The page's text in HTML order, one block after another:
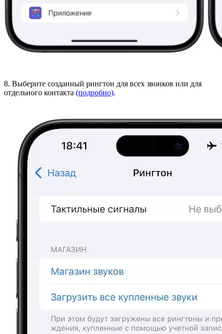
8. Выберите созданный рингтон для всех звонков или для
отдельного контакта (подробно).